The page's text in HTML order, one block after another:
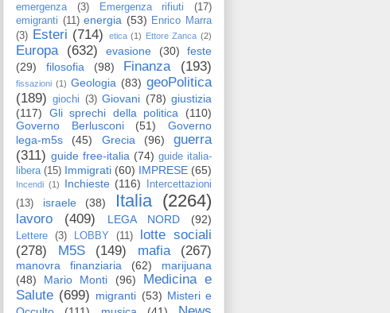
emergenza (3) Emergenza rifiuti
(17)
emigranti (11) energia (53) Enrico Marra
(3) Esteri (714) etica (1) Ettore Zanca (2)
Europa (632) evasione (30)
feste
(29)
filosofia (98) Finanza (193)
fissazioni (1) Geologia (83) geoPolitica
(189)
giochi (3) Giovani (78) giustizia
(117)
Gli sprechi della politica
(110)
Governo Berlusconi
(51)
Governo
lega-m5s
(45) Grecia (96)
guerra
(311) guide free-italia (74) guide italia-
libera (15) Immigrati (60) IMPRESE (65)
Incendi (1) Inchieste (116)
Intercettazioni
(13)
israele (38) Italia (2264)
lavoro (409) LEGA NORD (92)
Lettere (3) LOBBY (11)
lotte sociali
(278)
M5S (149) mafia (267)
manovra finanziaria (62)
marijuana
(48)
Mario Monti (96)
Medicina e
Salute (699) migranti (53) Misteri e